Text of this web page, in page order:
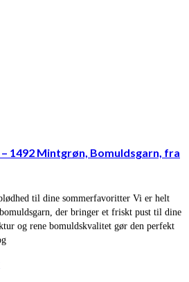
1492 Mintgrøn, Bomuldsgarn, fra
til dine sommerfavoritter Vi er helt
der bringer et friskt pust til dine
og rene bomuldskvalitet gør den perfekt